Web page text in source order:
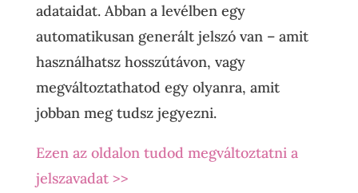
adataidat. Abban a levélben egy
automatikusan generált jelszó van – amit
használhatsz hosszútávon, vagy
megváltoztathatod egy olyanra, amit
jobban meg tudsz jegyezni.
Ezen az oldalon tudod megváltoztatni a
jelszavadat >>